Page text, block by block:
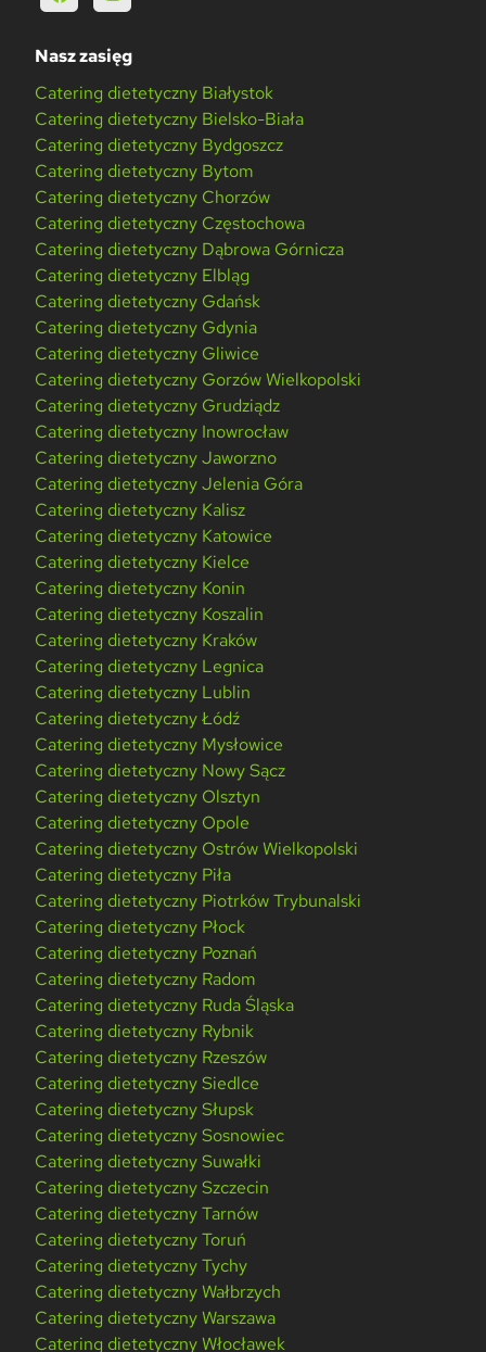
Nasz zasięg
Catering dietetyczny Białystok
Catering dietetyczny Bielsko-Biała
Catering dietetyczny Bydgoszcz
Catering dietetyczny Bytom
Catering dietetyczny Chorzów
Catering dietetyczny Częstochowa
Catering dietetyczny Dąbrowa Górnicza
Catering dietetyczny Elbląg
Catering dietetyczny Gdańsk
Catering dietetyczny Gdynia
Catering dietetyczny Gliwice
Catering dietetyczny Gorzów Wielkopolski
Catering dietetyczny Grudziądz
Catering dietetyczny Inowrocław
Catering dietetyczny Jaworzno
Catering dietetyczny Jelenia Góra
Catering dietetyczny Kalisz
Catering dietetyczny Katowice
Catering dietetyczny Kielce
Catering dietetyczny Konin
Catering dietetyczny Koszalin
Catering dietetyczny Kraków
Catering dietetyczny Legnica
Catering dietetyczny Lublin
Catering dietetyczny Łódź
Catering dietetyczny Mysłowice
Catering dietetyczny Nowy Sącz
Catering dietetyczny Olsztyn
Catering dietetyczny Opole
Catering dietetyczny Ostrów Wielkopolski
Catering dietetyczny Piła
Catering dietetyczny Piotrków Trybunalski
Catering dietetyczny Płock
Catering dietetyczny Poznań
Catering dietetyczny Radom
Catering dietetyczny Ruda Śląska
Catering dietetyczny Rybnik
Catering dietetyczny Rzeszów
Catering dietetyczny Siedlce
Catering dietetyczny Słupsk
Catering dietetyczny Sosnowiec
Catering dietetyczny Suwałki
Catering dietetyczny Szczecin
Catering dietetyczny Tarnów
Catering dietetyczny Toruń
Catering dietetyczny Tychy
Catering dietetyczny Wałbrzych
Catering dietetyczny Warszawa
Catering dietetyczny Włocławek